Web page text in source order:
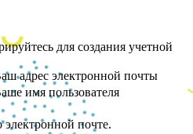
для создания учетной
адрес электронной почты
имя пользователя
почте.